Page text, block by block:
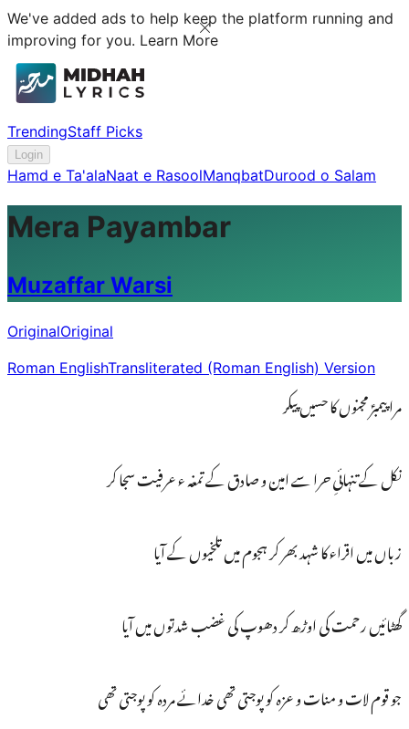
We've added ads to help keep the platform running and
improving for you. Learn More
TrendingStaff Picks
Login
Hamd e Ta'alaNaat e RasoolManqbatDurood o Salam
Mera Payambar
Muzaffar Warsi
OriginalOriginal
Roman EnglishTransliterated (Roman English) Version
مرا پیمبرؑ مجنوں کا حسیں پیکر
نکل کے تنہائیِ حرا سے امین و صادق کے تمغہ ء عرفیت سجا کر
زباں میں اقراء کا شہد بھر کر ہجوم میں تلخیوں کے آیا
گھٹائیں رحمت کی اوڑھ کر دھوپ کی غضب شدتوں میں آیا
جو قوم لات و منات و عزہ کو پوجتی تھی خدائے مردہ کو پوجتی تھی